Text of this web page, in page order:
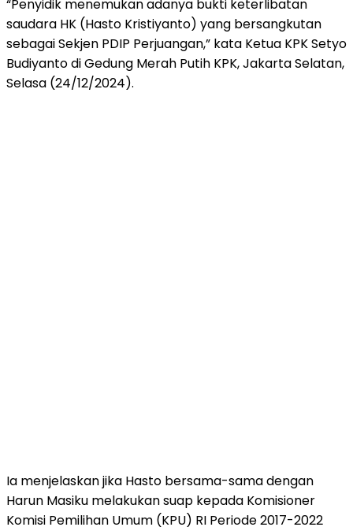
“Penyidik menemukan adanya bukti keterlibatan
saudara HK (Hasto Kristiyanto) yang bersangkutan
sebagai Sekjen PDIP Perjuangan,” kata Ketua KPK Setyo
Budiyanto di Gedung Merah Putih KPK, Jakarta Selatan,
Selasa (24/12/2024).
Ia menjelaskan jika Hasto bersama-sama dengan
Harun Masiku melakukan suap kepada Komisioner
Komisi Pemilihan Umum (KPU) RI Periode 2017-2022